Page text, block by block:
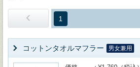
1
コットンタオルマフラー 男女兼用